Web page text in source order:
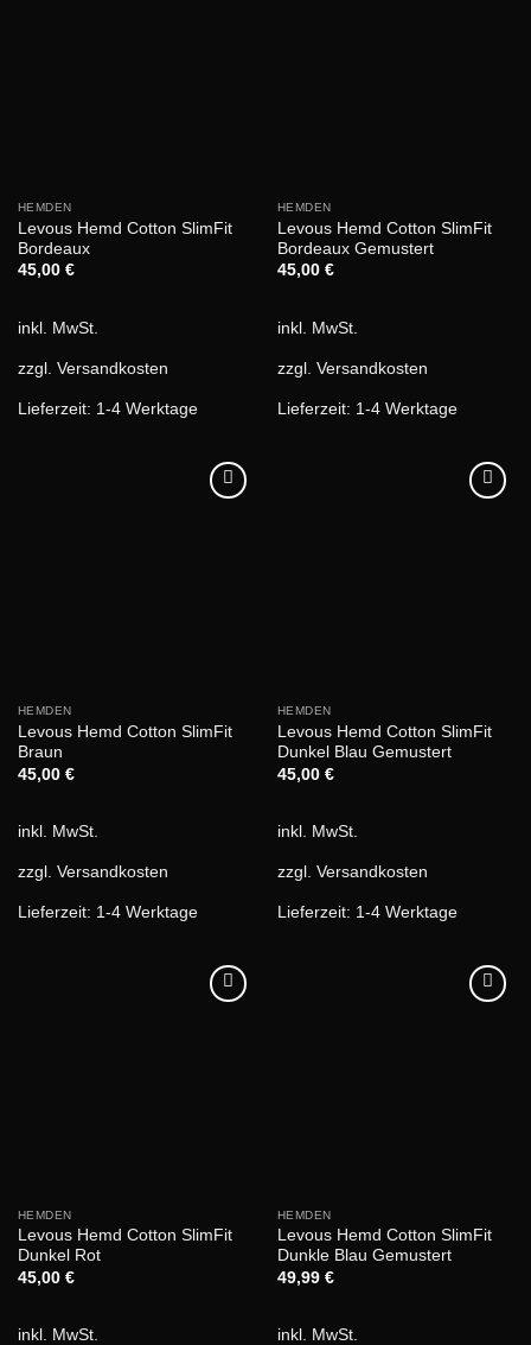
HEMDEN
Levous Hemd Cotton SlimFit
Bordeaux
45,00 €
inkl. MwSt.
zzgl. Versandkosten
Lieferzeit: 1-4 Werktage
HEMDEN
Levous Hemd Cotton SlimFit
Bordeaux Gemustert
45,00 €
inkl. MwSt.
zzgl. Versandkosten
Lieferzeit: 1-4 Werktage
HEMDEN
Levous Hemd Cotton SlimFit
Braun
45,00 €
inkl. MwSt.
zzgl. Versandkosten
Lieferzeit: 1-4 Werktage
HEMDEN
Levous Hemd Cotton SlimFit
Dunkel Blau Gemustert
45,00 €
inkl. MwSt.
zzgl. Versandkosten
Lieferzeit: 1-4 Werktage
HEMDEN
Levous Hemd Cotton SlimFit
Dunkel Rot
45,00 €
inkl. MwSt.
HEMDEN
Levous Hemd Cotton SlimFit
Dunkle Blau Gemustert
49,99 €
inkl. MwSt.